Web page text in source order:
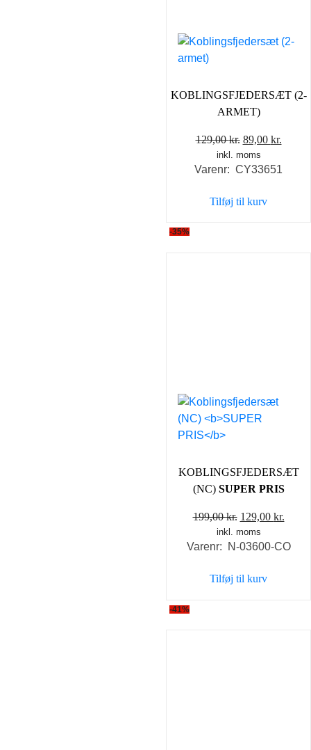
KOBLINGSFJEDERSÆT (2-
ARMET)
129,00kr. Den
oprindelige
pris
129,00 kr..
89,00 kr.
pris
inkl. moms
Varenr: CY33651
Tilføj til kurv
-35%
KOBLINGSFJEDERSÆT
(NC) SUPER PRIS
199,00kr. Den
oprindelige
pris
199,00 kr..
129,00 kr.
pris
inkl. moms
Varenr: N-03600-CO
Tilføj til kurv
-41%